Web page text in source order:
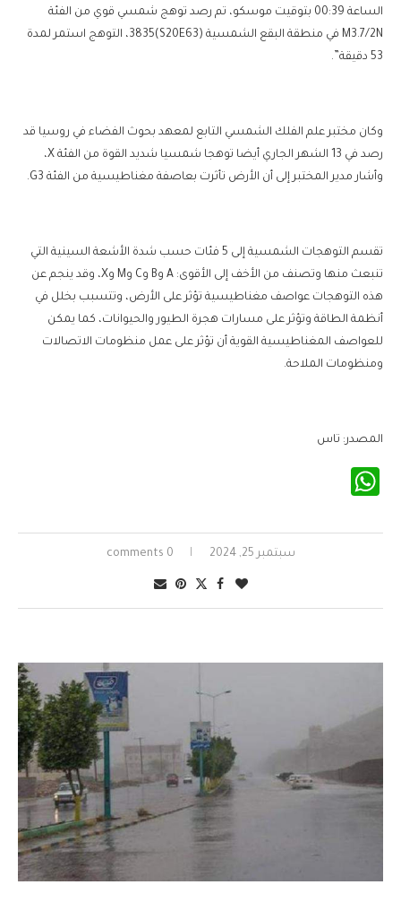
الساعة 00:39 بتوقيت موسكو، تم رصد توهج شمسي قوي من الفئة
M3.7/2N في منطقة البقع الشمسية (S20E63)3835، التوهج استمر لمدة
53 دقيقة”.
وكان مختبر علم الفلك الشمسي التابع لمعهد بحوث الفضاء في روسيا قد
رصد في 13 الشهر الجاري أيضا توهجا شمسيا شديد القوة من الفئة X،
وأشار مدير المختبر إلى أن الأرض تأثرت بعاصفة مغناطيسية من الفئة G3.
تقسم التوهجات الشمسية إلى 5 فئات حسب شدة الأشعة السينية التي
تنبعث منها وتصنف من الأخف إلى الأقوى: A وB وC وM وX، وقد ينجم عن
هذه التوهجات عواصف مغناطيسية تؤثر على الأرض، وتتسبب بخلل في
أنظمة الطاقة وتؤثر على مسارات هجرة الطيور والحيوانات، كما يمكن
للعواصف المغناطيسية القوية أن تؤثر على عمل منظومات الاتصالات
ومنظومات الملاحة.
المصدر: تاس
سبتمبر 25, 2024 0 comments